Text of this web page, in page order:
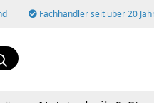
Fachhändler seit über 20
Suche...